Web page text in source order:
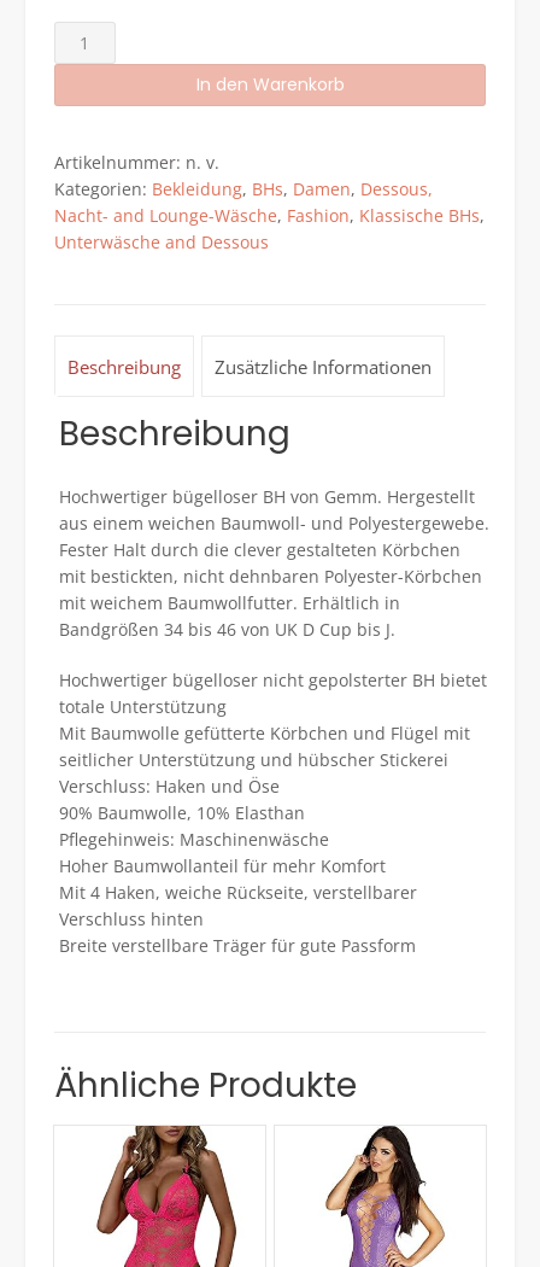
Gemm
Damen
ohne
Baumwolle,
volle
Unterstützung,
nicht
In den Warenkorb
Artikelnummer: n. v.
Kategorien: Bekleidung, BHs, Damen, Dessous,
Nacht- and Lounge-Wäsche, Fashion, Klassische BHs,
Unterwäsche and Dessous
Beschreibung Zusätzliche Informationen
Beschreibung
Hochwertiger bügelloser BH von Gemm. Hergestellt
aus einem weichen Baumwoll- und Polyestergewebe.
Fester Halt durch die clever gestalteten Körbchen
mit bestickten, nicht dehnbaren Polyester-Körbchen
mit weichem Baumwollfutter. Erhältlich in
Bandgrößen 34 bis 46 von UK D Cup bis J.
Hochwertiger bügelloser nicht gepolsterter BH bietet
totale Unterstützung
Mit Baumwolle gefütterte Körbchen und Flügel mit
seitlicher Unterstützung und hübscher Stickerei
Verschluss: Haken und Öse
90% Baumwolle, 10% Elasthan
Pflegehinweis: Maschinenwäsche
Hoher Baumwollanteil für mehr Komfort
Mit 4 Haken, weiche Rückseite, verstellbarer
Verschluss hinten
Breite verstellbare Träger für gute Passform
Ähnliche Produkte